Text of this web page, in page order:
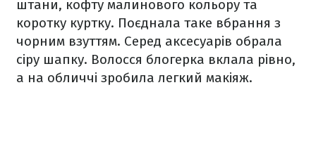
штани, кофту малинового кольору та
коротку куртку. Поєднала таке вбрання з
чорним взуттям. Серед аксесуарів обрала
сіру шапку. Волосся блогерка вклала рівно,
а на обличчі зробила легкий макіяж.